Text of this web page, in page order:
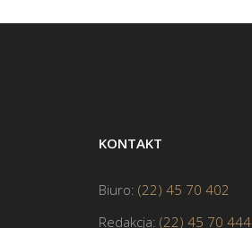
KONTAKT
Biuro: (22) 45 70 402
Redakcja: (22) 45 70 444